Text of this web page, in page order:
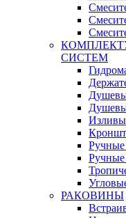
СИСТЕМ
Изливы
Ручные
РАКОВИНЫ